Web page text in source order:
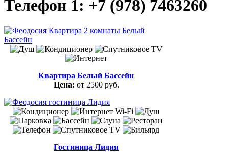
Телефон 1: +7 (978) 7463260
Квартира Белый Бассейн
Цена: от 2500 руб.
Гостиница Лидия